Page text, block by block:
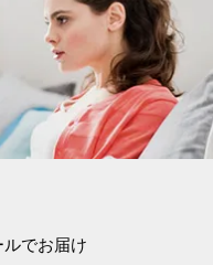
でお届け